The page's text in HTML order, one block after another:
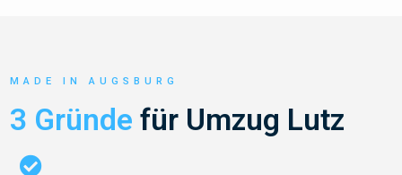
MADE IN AUGSBURG
3 Gründe für Umzug Lutz